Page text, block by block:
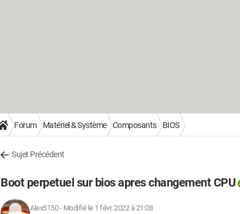
Forum Matériel & Système Composants BIOS
Sujet Précédent
Boot perpetuel sur bios apres changement CPU
Alex5150- Modifié le 1 févr. 2022 à 21:08